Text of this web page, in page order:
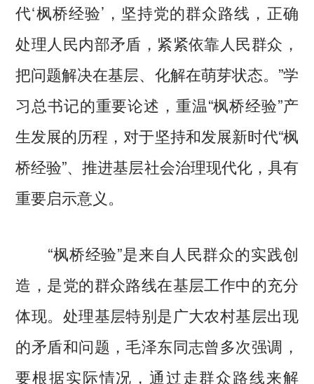
代‘枫桥经验’，坚持党的群众路线，正确
处理人民内部矛盾，紧紧依靠人民群众，
把问题解决在基层、化解在萌芽状态。”学
习总书记的重要论述，重温“枫桥经验”产
生发展的历程，对于坚持和发展新时代“枫
桥经验”、推进基层社会治理现代化，具有
重要启示意义。
“枫桥经验”是来自人民群众的实践创
造，是党的群众路线在基层工作中的充分
体现。处理基层特别是广大农村基层出现
的矛盾和问题，毛泽东同志曾多次强调，
要根据实际情况，通过走群众路线来解